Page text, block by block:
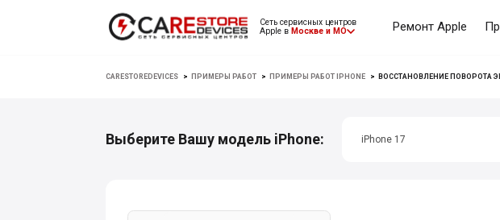
Сеть сервисных центров
Apple в Москве и МО Ремонт Apple
CARESTOREDEVICES > ПРИМЕРЫ РАБОТ > ПРИМЕРЫ РАБОТ IPHONE > ВОССТАНОВЛЕНИЕ ПОВОРОТА
Выберите Вашу модель iPhone: iPhone 17